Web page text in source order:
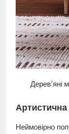
Дерев’яні
Артистична
Неймовірно